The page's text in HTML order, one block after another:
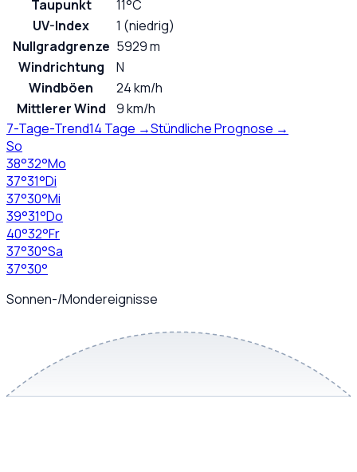
Taupunkt
11°C
UV-Index
1 (niedrig)
Nullgradgrenze 5929 m
Windrichtung
N
Windböen
24 km/h
Mittlerer Wind
9 km/h
7-Tage-Trend14 Tage →Stündliche Prognose →
So
38°32°Mo
37°31°Di
37°30°Mi
39°31°Do
40°32°Fr
37°30°Sa
37°30°
Sonnen-/Mondereignisse